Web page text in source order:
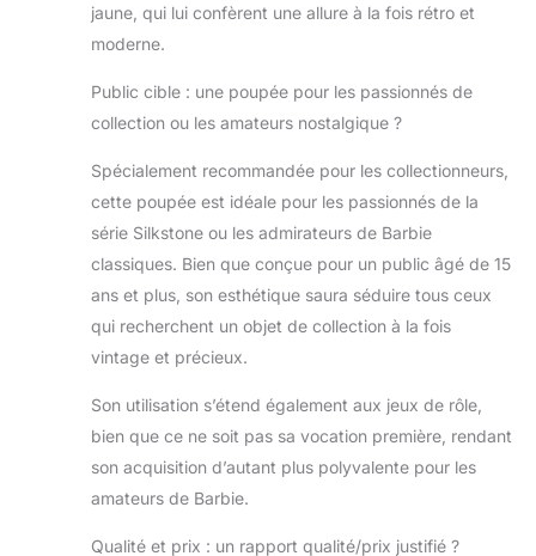
en pierre de soie :
dispose d'un
corps en
améliorant la
qualité et
l'authenticité de
collection. Détails
vintage : adoptez
la nostalgie avec
d'inspiration
vintage, y compris
une étiquette de
poignet et le logo
jaune, qui lui confèrent une allure à la fois rétro et
moderne.
Public cible : une poupée pour les passionnés de
collection ou les amateurs nostalgique ?
Spécialement recommandée pour les collectionneurs,
cette poupée est idéale pour les passionnés de la
série Silkstone ou les admirateurs de Barbie
classiques. Bien que conçue pour un public âgé de 15
ans et plus, son esthétique saura séduire tous ceux
qui recherchent un objet de collection à la fois
vintage et précieux.
Son utilisation s’étend également aux jeux de rôle,
bien que ce ne soit pas sa vocation première, rendant
son acquisition d’autant plus polyvalente pour les
amateurs de Barbie.
Qualité et prix : un rapport qualité/prix justifié ?